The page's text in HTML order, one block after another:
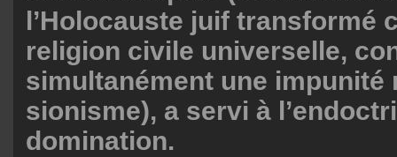
l’Holocauste juif transformé
religion civile universelle,
simultanément une impunité
sionisme), a servi à
domination.